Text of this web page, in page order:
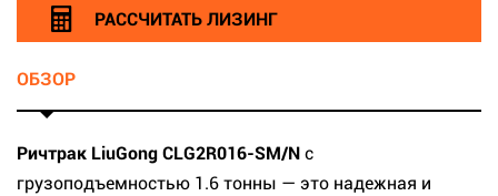
РАССЧИТАТЬ ЛИЗИНГ
ОБЗОР
Ричтрак LiuGong CLG2R016-SM/N с
грузоподъемностью 1.6 тонны — это надежная и